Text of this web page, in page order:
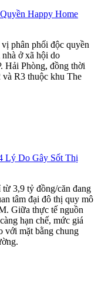
Happy Home
phân phối độc quyền
ở xã hội do
Hải Phòng, đồng thời
và R3 thuộc khu The
Lý Do Gây Sốt Thị
3,9 tỷ đồng/căn đang
tâm đại đô thị quy mô
Giữa thực tế nguồn
hạn chế, mức giá
với mặt bằng chung